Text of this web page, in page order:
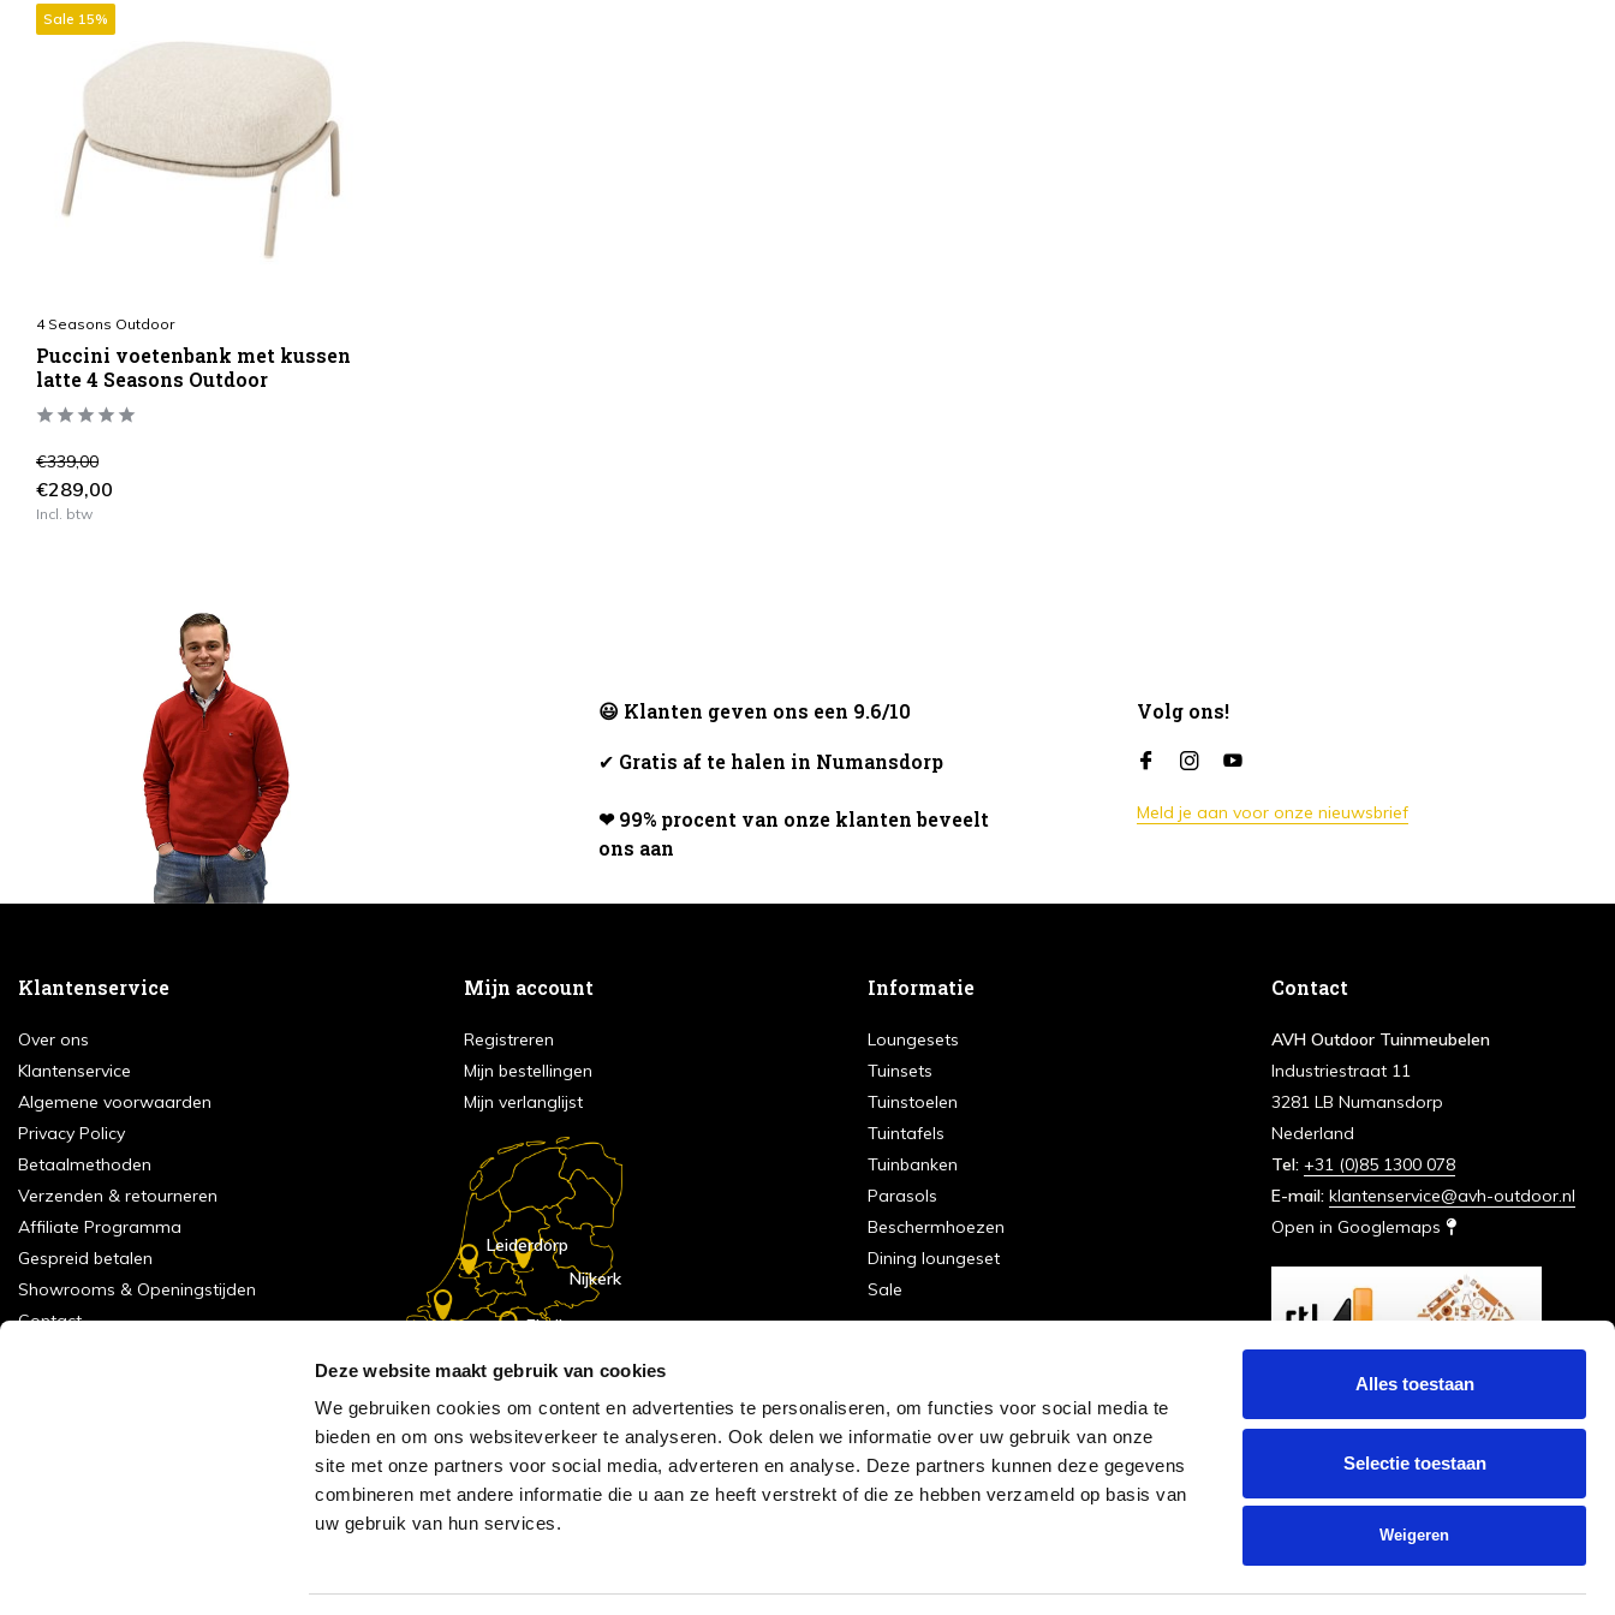
Deze website maakt gebruik van cookies
We gebruiken cookies om content en advertenties te personaliseren, om functies voor social media te
bieden en om ons websiteverkeer te analyseren. Ook delen we informatie over uw gebruik van onze
site met onze partners voor social media, adverteren en analyse. Deze partners kunnen deze gegevens
combineren met andere informatie die u aan ze heeft verstrekt of die ze hebben verzameld op basis van
uw gebruik van hun services.
Alles toestaan
Selectie toestaan
Weigeren
Sale 15%
4 Seasons Outdoor
Puccini voetenbank met kussen
latte 4 Seasons Outdoor
€339,00
€289,00
Incl. btw
😃 Klanten geven ons een 9.6/10
✔ Gratis af te halen in Numansdorp
❤ 99% procent van onze klanten beveelt
ons aan
Volg ons!
Meld je aan voor onze nieuwsbrief
Klantenservice
Over ons
Klantenservice
Algemene voorwaarden
Privacy Policy
Betaalmethoden
Verzenden & retourneren
Affiliate Programma
Gespreid betalen
Showrooms & Openingstijden
Contact
Mijn account
Registreren
Mijn bestellingen
Mijn verlanglijst
Eindhoven
Nijkerk
Leiderdorp
Informatie
Loungesets
Tuinsets
Tuinstoelen
Tuintafels
Tuinbanken
Parasols
Beschermhoezen
Dining loungeset
Sale
Contact
AVH Outdoor Tuinmeubelen
Industriestraat 11
3281 LB Numansdorp
Nederland
Tel: +31 (0)85 1300 078
E-mail: klantenservice@avh-outdoor.nl
Open in Googlemaps